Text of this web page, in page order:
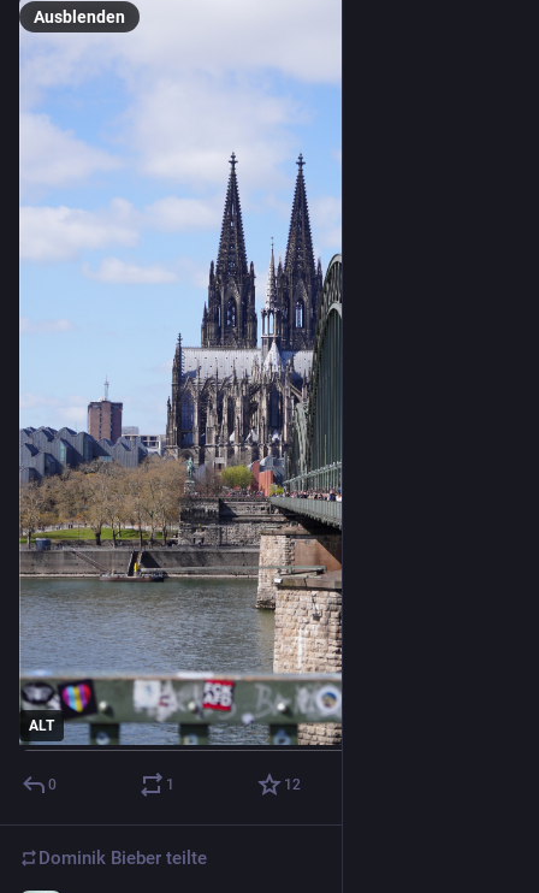
ALT
Ausblenden
0 1 12
Dominik Bieber teilte